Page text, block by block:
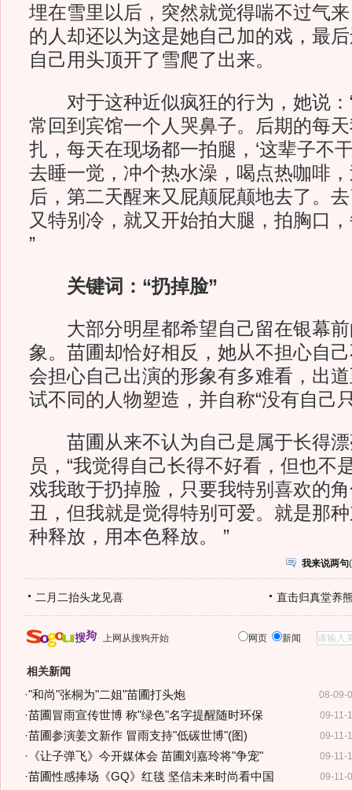
埋在雪里以后，突然就觉得喘不过气
的人却还以为这是她自己加的戏，最
自己用头顶开了雪爬了出来。
对于这种近似疯狂的行为，她说：
常回到宾馆一个人哭鼻子。后期的每
扎，每天在现场都一拍腿，‘这辈子不
去睡一觉，冲个热水澡，喝点热咖啡
后，第二天醒来又屁颠屁颠地去了。
又特别冷，就又开始拍大腿，拍胸口
”
关键词：“扔掉脸”
大部分明星都希望自己留在银幕前
象。苗圃却恰好相反，她从不担心自
会担心自己出演的形象有多难看，出
试不同的人物塑造，并自称“没有自己
苗圃从来不认为自己是属于长得漂
员，“我觉得自己长得不好看，但也不
戏我敢于扔掉脸，只要我特别喜欢的
丑，但我就是觉得特别可爱。就是那
种释放，用本色释放。 ”
我来说两句(
二月二抬头龙见喜 直击归真堂养
上网从搜狗开始 网页 新闻
相关新闻
08-09-
·"和尚"张桐为"二姐"苗圃打头炮
09-11-
·苗圃冒雨宣传世博 称"绿色"名字提醒随时环保
09-11-
·苗圃参演姜文新作 冒雨支持"低碳世博"(图)
09-11-
· 《让子弹飞》今开媒体会 苗圃刘嘉玲将"争宠"
09-11-
·苗圃性感捧场《GQ》红毯 坚信未来时尚看中国